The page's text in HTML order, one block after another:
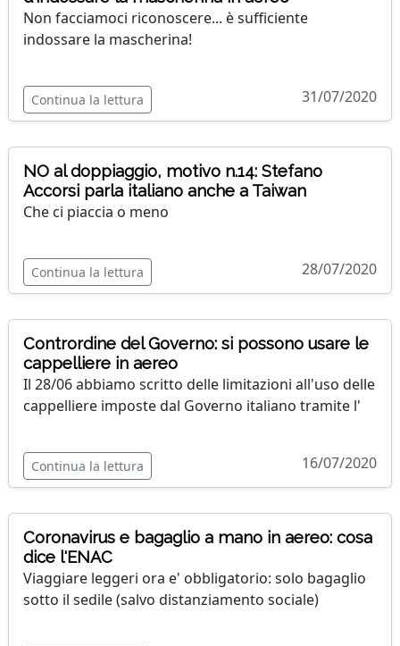
Non facciamoci riconoscere... è sufficiente
indossare la mascherina!
Continua la lettura 31/07/2020
NO al doppiaggio, motivo n.14: Stefano
Accorsi parla italiano anche a Taiwan
Che ci piaccia o meno
Continua la lettura 28/07/2020
Contrordine del Governo: si possono usare le
cappelliere in aereo
Il 28/06 abbiamo scritto delle limitazioni all'uso delle
cappelliere imposte dal Governo italiano tramite l'
Continua la lettura 16/07/2020
Coronavirus e bagaglio a mano in aereo: cosa
dice l'ENAC
Viaggiare leggeri ora e' obbligatorio: solo bagaglio
sotto il sedile (salvo distanziamento sociale)